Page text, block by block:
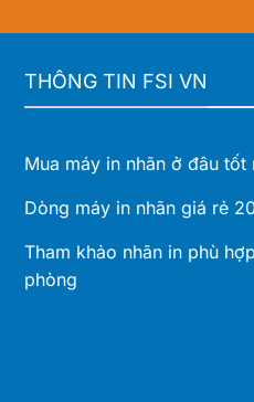
THÔNG TIN FSI VN
Mua máy in nhãn ở đâu tốt
Dòng máy in nhãn giá rẻ
Tham khảo nhãn in phù
phòng